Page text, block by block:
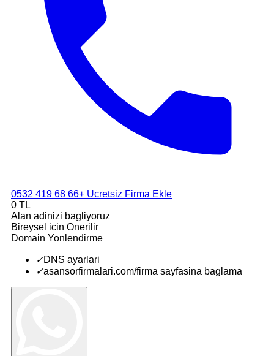
0532 419 68 66+ Ucretsiz Firma Ekle
0 TL
Alan adinizi bagliyoruz
Bireysel icin Onerilir
Domain Yonlendirme
✓DNS ayarlari
✓asansorfirmalari.com/firma sayfasina baglama